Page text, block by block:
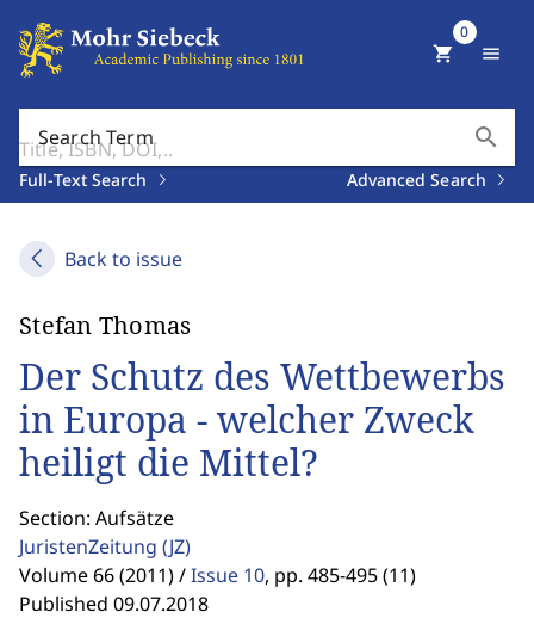
Search Term search
Full-Text Search Advanced Search
shopping_cart
0
menu
Back to issue
Stefan Thomas
Der Schutz des Wettbewerbs
in Europa - welcher Zweck
heiligt die Mittel?
Section: Aufsätze
JuristenZeitung (JZ)
Volume 66 (2011) /Issue 10, pp. 485-495 (11)
Published 09.07.2018